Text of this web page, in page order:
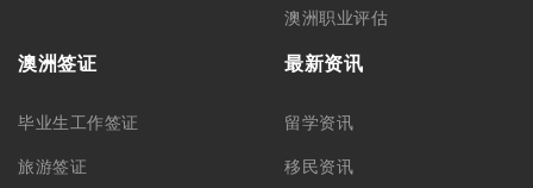
澳洲职业评估
澳洲签证
毕业生工作签证
旅游签证
最新资讯
留学资讯
移民资讯